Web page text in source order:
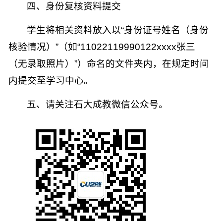
四、身份复核资料提交
学生将相关资料放入以“身份证号姓名（身份
核验情况）”（如“11022119990122xxxx张三
（无录取照片）”）命名的文件夹内，在规定时间
内提交至学习中心。
五、请关注石大成教微信公众号。